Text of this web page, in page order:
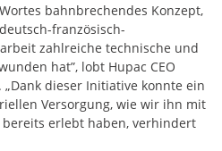
bahnbrechendes Konzept,
französisch-
zahlreiche technische und
hat”, lobt Hupac CEO
dieser Initiative konnte ein
Versorgung, wie wir ihn mit
erlebt haben, verhindert